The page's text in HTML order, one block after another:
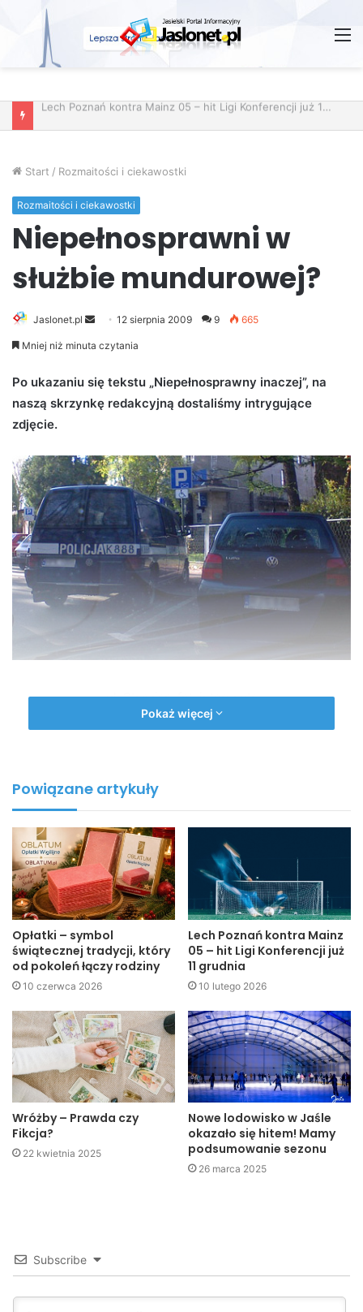
Start / Rozmaitości i ciekawostki
Rozmaitości i ciekawostki
Niepełnosprawni w
służbie mundurowej?
Jaslonet.pl
d
a
m
a
i
l
12 sierpnia 2009 9 665
Mniej niż minuta czytania
Po ukazaniu się tekstu „Niepełnosprawny inaczej”, na
naszą skrzynkę redakcyjną dostaliśmy intrygujące
zdjęcie.
ul. Staszica, fot. internauta
osób niepełnosprawnych winno być najważniejsze.
Jaslonet.pl
Czytaj więcej:
Niepełnosprawny inaczej
Pokaż więcej
Powiązane artykuły
Opłatki – symbol
świątecznej tradycji, który
od pokoleń łączy rodziny
10 czerwca 2026
Lech Poznań kontra Mainz
05 – hit Ligi Konferencji już
11 grudnia
10 lutego 2026
Wróżby – Prawda czy
Fikcja?
22 kwietnia 2025
Nowe lodowisko w Jaśle
okazało się hitem! Mamy
podsumowanie sezonu
26 marca 2025
Subscribe